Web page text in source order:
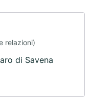
relazioni)
di Savena